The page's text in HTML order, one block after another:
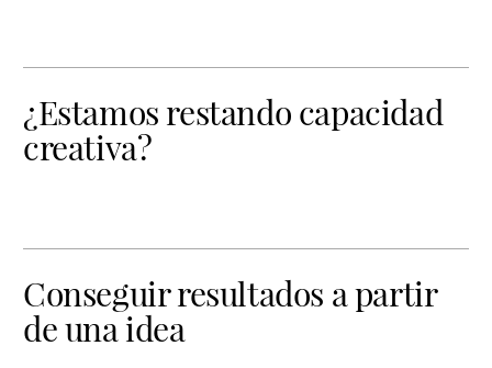
¿Estamos restando capacidad
creativa?
Conseguir resultados a partir
de una idea